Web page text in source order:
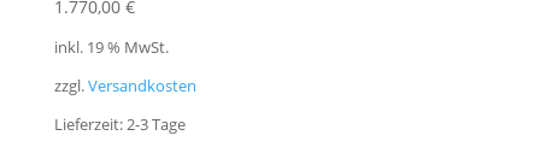
1.770,00 €
inkl. 19 % MwSt.
zzgl.Versandkosten
Lieferzeit:2-3 Tage